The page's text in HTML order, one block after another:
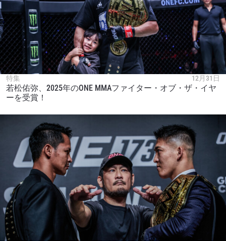
特集 12月31日
若松佑弥、2025年のONE MMAファイター・オブ・ザ・イヤ
ーを受賞！